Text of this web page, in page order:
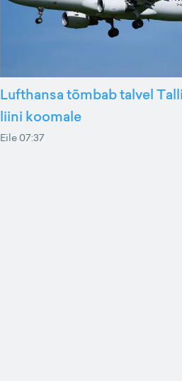
Lufthansa tõmbab talvel
liini koomale
Eile 07:37